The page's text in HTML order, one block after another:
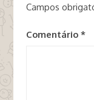
Campos
Comentário *